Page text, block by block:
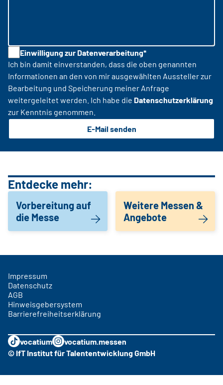
Einwilligung zur Datenverarbeitung*
Ich bin damit einverstanden, dass die oben genannten
Informationen an den von mir ausgewählten Aussteller zur
Bearbeitung und Speicherung meiner Anfrage
weitergeleitet werden. Ich habe die Datenschutzerklärung
zur Kenntnis genommen.
E-Mail senden
Entdecke mehr:
Vorbereitung auf
die Messe
Weitere Messen &
Angebote
Impressum
Datenschutz
AGB
Hinweisgebersystem
Barrierefreiheitserklärung
vocatium
vocatium.messen
© IfT Institut für Talententwicklung GmbH